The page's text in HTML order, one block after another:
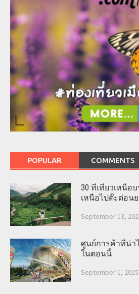
POPULAR COMMENTS
30 ที่เที่ยวเหนือ
เหนือไปต๊ะต่อน
September 13,
ศูนย์การค้าที่น่า
ในตอนนี้
September 1, 2015